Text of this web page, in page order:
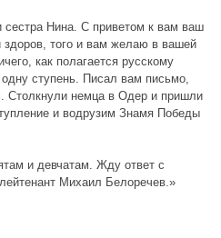
сестра Нина. С приветом к вам ваш
того и вам желаю в вашей
как полагается русскому
ступень. Писал вам письмо,
Столкнули немца в Одер и пришли
и водрузим Знамя Победы
и девчатам. Жду ответ с
Михаил Белоречев.»